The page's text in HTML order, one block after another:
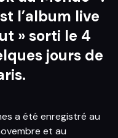
l’album live
» sorti le 4
jours de
a été enregistré au
et au